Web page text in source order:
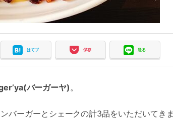
はてブ 保存 送る
バーガーヤ) 。
バーガーとシェークの計3品をいただいてきま